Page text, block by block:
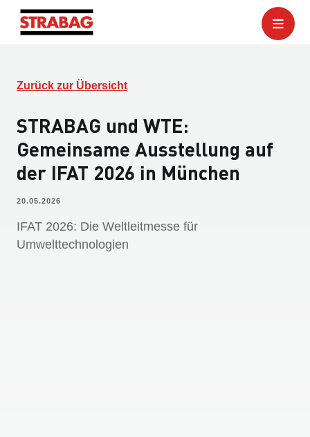
Zurück zur Übersicht
STRABAG und WTE:
Gemeinsame Ausstellung auf
der IFAT 2026 in München
20.05.2026
IFAT 2026: Die Weltleitmesse für
Umwelttechnologien